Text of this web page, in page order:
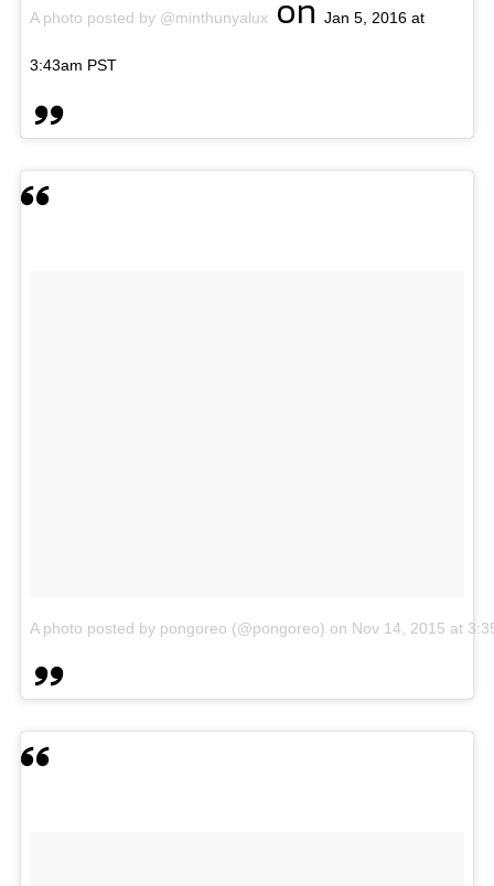
A photo posted by @minthunyaluxon Jan 5, 2016 at
3:43am PST
A photo posted by pongoreo (@pongoreo) on Nov 14, 2015 at